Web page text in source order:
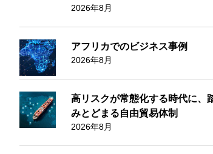
2026年8月
アフリカでのビジネス事例
2026年8月
高リスクが常態化する時代に、
みとどまる自由貿易体制
2026年8月